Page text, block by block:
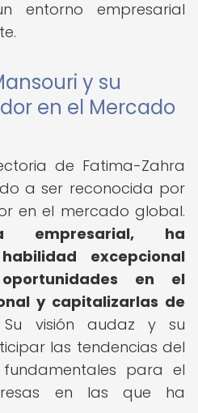
entorno empresarial
y su
en el Mercado
de Fatima-Zahra
a ser reconocida por
en el mercado global.
empresarial, ha
excepcional
en el
y capitalizarlas de
Su visión audaz y su
las tendencias del
para el
en las que ha